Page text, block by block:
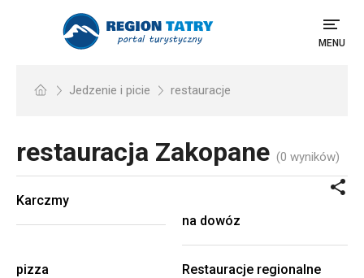
MENU
Jedzenie i picie restauracje
restauracja Zakopane (0 wyników)
Karczmy
na dowóz
pizza Restauracje regionalne